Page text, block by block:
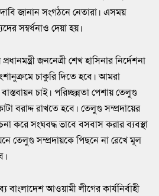
জানান সংগঠনে নেতারা। এসময়
সম্বর্ধনাও দেয়া হয়।
জননেত্রী শেখ হাসিনার নির্দেশনা
চাকুরি দিতে হবে। আমরা
বাস্তবায়ন চাই। পরিচ্ছন্নতা পেশায় তেলুগু
বরাদ্দ রাখতে হবে। তেলুগু সম্প্রদায়ের
করে সংঘবদ্ধ ভাবে বসবাস করার ব্যবস্থা
তেলুগু সম্প্রদায়কে পিছনে না রেখে মূল
বাংলাদেশ আওয়ামী লীগের কার্যনির্বাহী